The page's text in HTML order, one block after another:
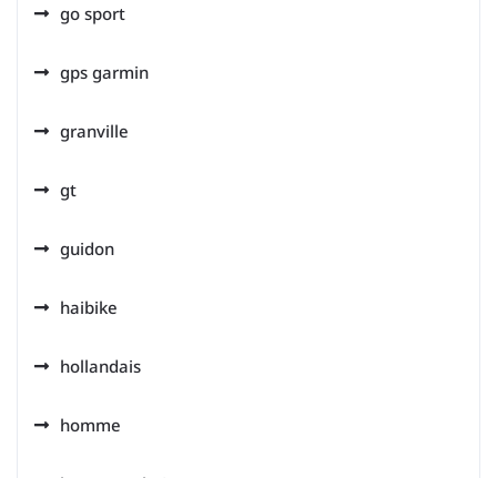
go sport
gps garmin
granville
gt
guidon
haibike
hollandais
homme